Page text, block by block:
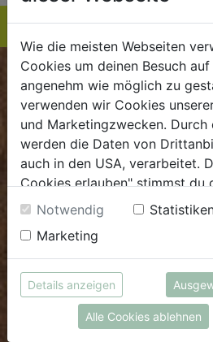
BIOKISTE
Kundenservice
Mo - Do: 8.00 - 16.00 Uhr
Fr: 8.00 - 15.00 Uhr
.dieBiokiste@biohof.at
.+43 7272 2597
FRISCHMARKT
Öffnungszeiten
Wie die meisten Webseiten
Cookies um deinen Besuch
angenehm wie möglich zu
verwenden wir Cookies
und Marketingzwecken. Durch
werden die Daten von
auch in den USA, verarbeitet.
Cookies erlauben" stimmst du
Cookies zu. Unter "Details
Infos zu den unterschiedlichen
auch entscheiden, welche
möchtest.
Weitere Informationen findest
Datenschutzerklärung
bzw. im
Notwendig
Marketing
Details anzeigen
Alle Cookies ablehnen